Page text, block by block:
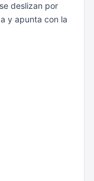
deslizan por
y apunta con la